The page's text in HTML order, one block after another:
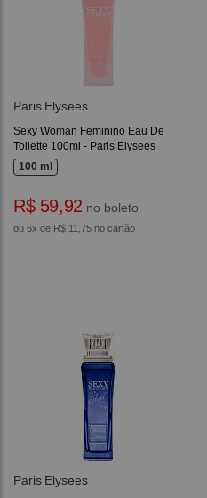
Paris Elysees
Sexy Woman Feminino Eau De
Toilette 100ml - Paris Elysees
100 ml
R$ 59,92 no boleto
ou 6x de R$ 11,75 no cartão
Paris Elysees